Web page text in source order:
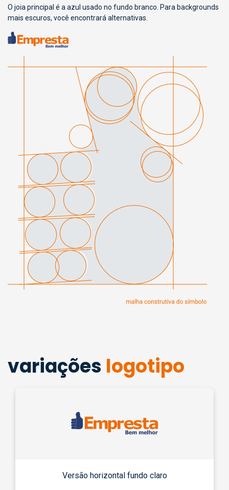
O joia principal é a azul usado no fundo branco. Para backgrounds
mais escuros, você encontrará alternativas.
variações logotipo
Versão horizontal fundo claro